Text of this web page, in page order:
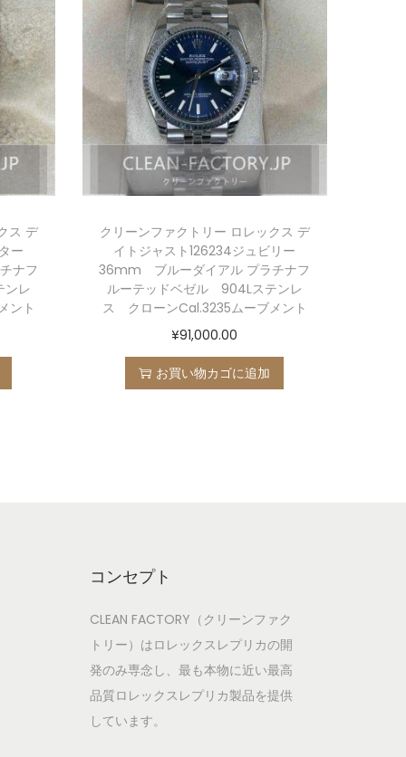
ス デ
ー
ナフ
レ
ント
クリーンファクトリー ロレックス デ
イトジャスト126234ジュビリー
36mm ブルーダイアル プラチナフ
ルーテッドベゼル 904Lステンレ
ス クローンCal.3235ムーブメント
¥91,000.00
お買い物カゴに追加
コンセプト
CLEAN FACTORY（クリーンファク
トリー）はロレックスレプリカの開
発のみ専念し、最も本物に近い最高
品質ロレックスレプリカ製品を提供
しています。